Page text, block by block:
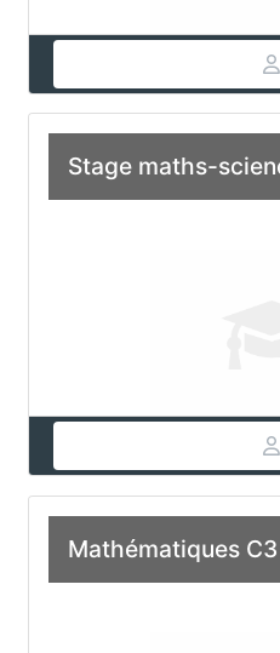
Stage maths-
Mathématiques C3